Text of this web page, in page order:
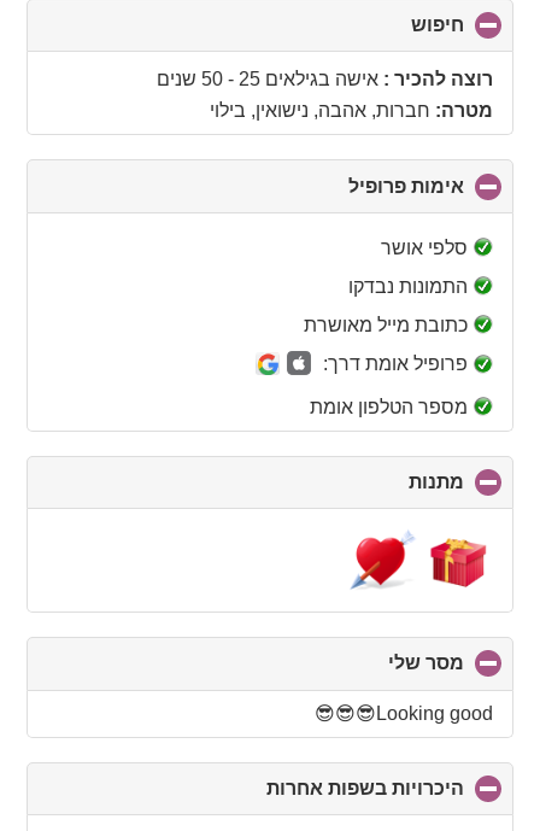
חיפוש
to
collapseרוצה להכיר :אישה בגילאים 25 - 50 שנים
מטרה: חברות, אהבה, נישואין, בילוי
אימות פרופיל
to
סלפי אושר
התמונות נבדקו
כתובת מייל מאושרת
פרופיל אומת דרך:
מספר הטלפון אומת
מתנות
to
collapse
contents
מסר שלי
to
collapse
contents
Looking good😎😎😎
היכרויות בשפות אחרות
to